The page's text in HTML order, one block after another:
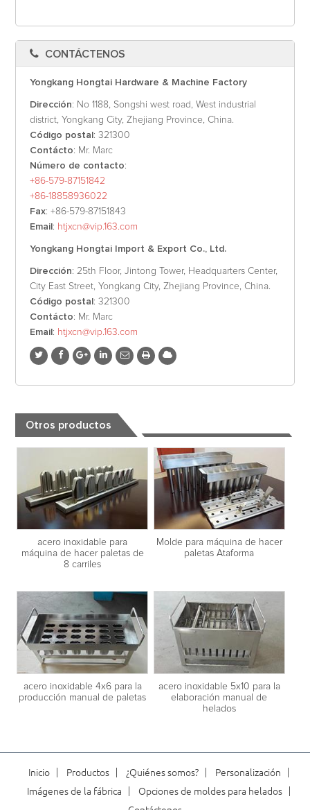
CONTÁCTENOS
Yongkang Hongtai Hardware & Machine Factory
Dirección: No 1188, Songshi west road, West industrial
district, Yongkang City, Zhejiang Province, China.
Código postal : 321300
Contácto: Mr. Marc
Número de contacto:
+86-579-87151842
+86-18858936022
Fax: +86-579-87151843
Email : htjxcn@vip.163.com
Yongkang Hongtai Import & Export Co., Ltd.
Dirección: 25th Floor, Jintong Tower, Headquarters Center,
City East Street, Yongkang City, Zhejiang Province, China.
Código postal : 321300
Contácto: Mr. Marc
Email : htjxcn@vip.163.com
Otros productos
acero inoxidable para
máquina de hacer paletas de
8 carriles
Molde para máquina de hacer
paletas Ataforma
acero inoxidable 4x6 para la
producción manual de paletas
acero inoxidable 5x10 para la
elaboración manual de
helados
Inicio Productos ¿Quiénes somos?
Personalización
Imágenes de la fábrica
Opciones de moldes para helados